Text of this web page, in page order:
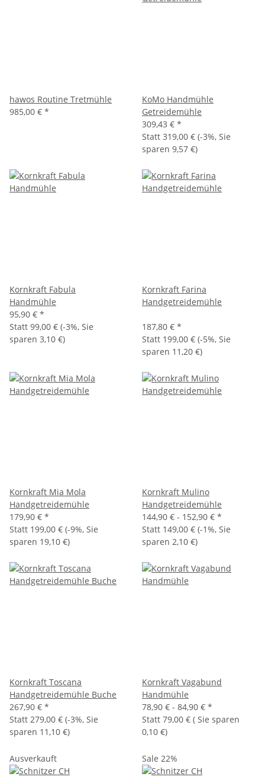
hawos Routine Tretmühle
985,00 € *
KoMo Handmühle
Getreidemühle
309,43 € *
Statt 319,00 € (-3%, Sie
sparen 9,57 €)
Kornkraft Fabula
Handmühle
95,90 € *
Statt 99,00 € (-3%, Sie
sparen 3,10 €)
Kornkraft Farina
Handgetreidemühle
187,80 € *
Statt 199,00 € (-5%, Sie
sparen 11,20 €)
Kornkraft Mia Mola
Handgetreidemühle
179,90 € *
Statt 199,00 € (-9%, Sie
sparen 19,10 €)
Kornkraft Mulino
Handgetreidemühle
144,90 € - 152,90 € *
Statt 149,00 € (-1%, Sie
sparen 2,10 €)
Kornkraft Toscana
Handgetreidemühle Buche
267,90 € *
Statt 279,00 € (-3%, Sie
sparen 11,10 €)
Kornkraft Vagabund
Handmühle
78,90 € - 84,90 € *
Statt 79,00 € ( Sie sparen
0,10 €)
Ausverkauft Sale 22%